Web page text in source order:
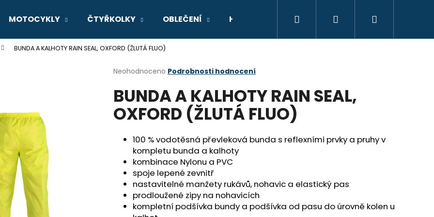
MOTOCYKLY ČTYŘKOLKY OBLEČENÍ HELMY NÁHRADNÍ DÍLY DÁRKOVÝ
Přihlášení
BUNDA A KALHOTY RAIN SEAL, OXFORD (ŽLUTÁ FLUO)
Průměrné
produktu
je
0,0
z
hvězdiček.
Neohodnoceno Podrobnosti hodnocení
BUNDA A KALHOTY RAIN SEAL,
OXFORD (ŽLUTÁ FLUO)
100 % vodotěsná převleková bunda s reflexními prvky a pruhy v
kompletu bunda a kalhoty
kombinace Nylonu a PVC
spoje lepené zevnitř
nastavitelné manžety rukávů, nohavic a elastický pas
prodloužené zipy na nohavicích
kompletní podšívka bundy a podšívka od pasu do úrovně kolen u
Co potřebujete najít?
HLEDAT
Doporučujeme
GSX-8R
V-STROM 800DE